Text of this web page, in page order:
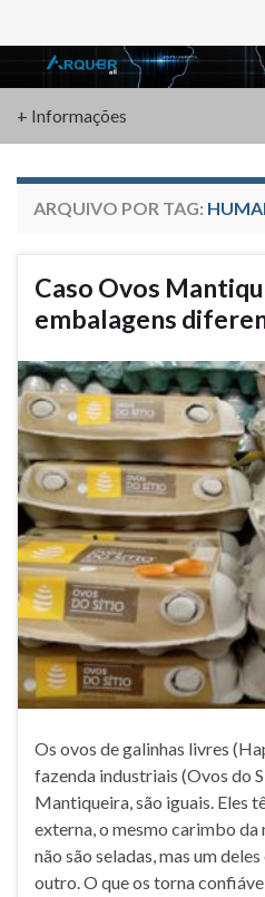
Search for:
+ Informações
ARQUIVO POR TAG:
Caso Ovos
embalagens
Os ovos de galinhas livres
fazenda industriais (Ovos do
Mantiqueira, são iguais. Eles
externa, o mesmo carimbo da
não são seladas, mas um
outro. O que os torna